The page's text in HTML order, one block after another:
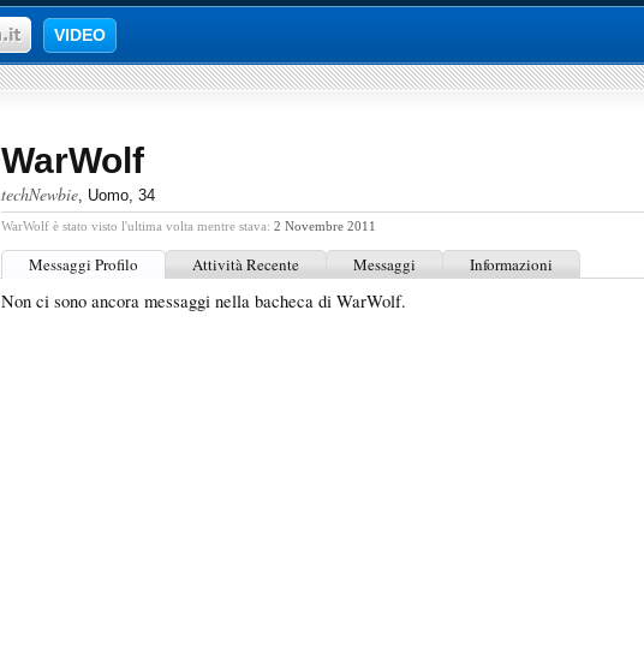
VIDEO
WarWolf
techNewbie, Uomo, 34
WarWolf è stato visto l'ultima volta mentre stava: 2 Novembre 2011
Messaggi Profilo Attività Recente Messaggi Informazioni
Non ci sono ancora messaggi nella bacheca di WarWolf.